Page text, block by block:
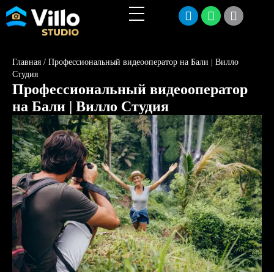
Главная / Профессиональный видеооператор на Бали | Вилло
Студия
Профессиональный видеооператор
на Бали | Вилло Студия